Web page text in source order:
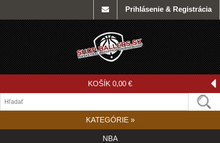
Prihlásenie & Registrácia
KOŠÍK 0,00 €
KATEGÓRIE »
NBA